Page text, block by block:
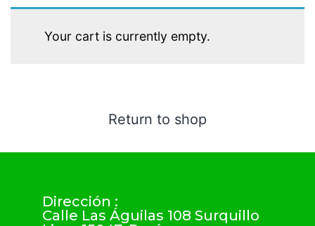
Your cart is currently empty.
Return to shop
Dirección :
Calle Las Águilas 108 Surquillo